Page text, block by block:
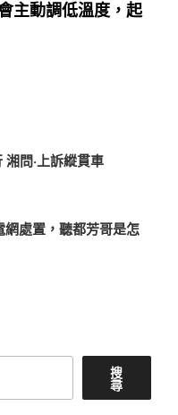
主動調低溫度，起
問·上訴縱貫車
處置，聽都芳哥是怎
搜
尋